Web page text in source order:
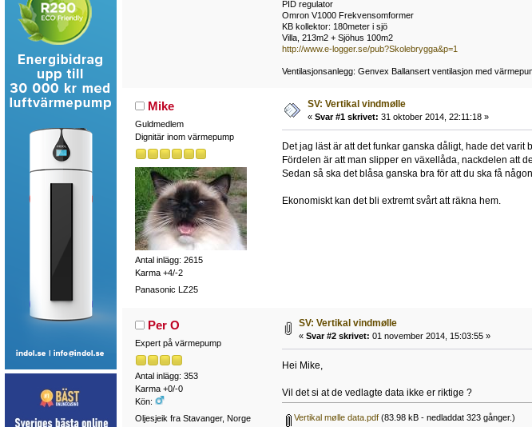
PID regulator
Omron V1000 Frekvensomformer
KB kollektor: 180meter i sjö
Villa, 213m2 + Sjöhus 100m2
http://www.e-logger.se/pub?Skolebrygga&p=1
Ventilasjonsanlegg: Genvex Ballansert ventilasjon med
Mike
Guldmedlem
Dignitär inom värmepump
Antal inlägg: 2615
Karma +4/-2
Panasonic LZ25
SV: Vertikal vindmølle
« Svar #1 skrivet: 31 oktober 2014, 22:11:18 »
Det jag läst är att det funkar ganska dåligt, hade det varit
Fördelen är att man slipper en växellåda, nackdelen att
Sedan så ska det blåsa ganska bra för att du ska få
Ekonomiskt kan det bli extremt svårt att räkna hem.
Per O
Expert på värmepump
Antal inlägg: 353
Karma +0/-0
Kön:
Oljesjeik fra Stavanger, Norge
SV: Vertikal vindmølle
« Svar #2 skrivet: 01 november 2014, 15:03:55 »
Hei Mike,
Vil det si at de vedlagte data ikke er riktige ?
Vertikal mølle data.pdf(83.98 kB - nedladdat 323 gånger.)